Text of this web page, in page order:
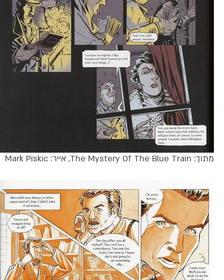
מתוך: The Mystery Of The Blue Train, אייר: Mark Piskic